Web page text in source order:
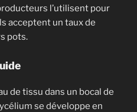
l’utilisent pour
acceptent un taux de
pots.
de tissu dans un bocal de
se développe en